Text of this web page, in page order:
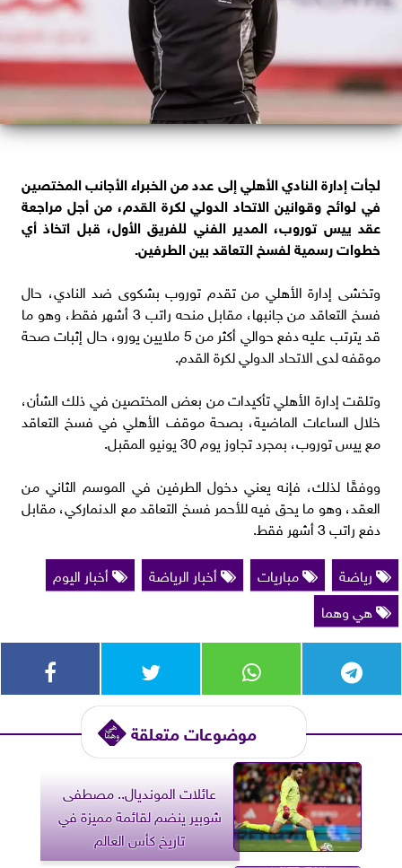
لجأت إدارة النادي الأهلي إلى عدد من الخبراء الأجانب المختصين
في لوائح وقوانين الاتحاد الدولي لكرة القدم، من أجل مراجعة
عقد ييس توروب، المدير الفني للفريق الأول، قبل اتخاذ أي
خطوات رسمية لفسخ التعاقد بين الطرفين.
وتخشى إدارة الأهلي من تقدم توروب بشكوى ضد النادي، حال
فسخ التعاقد من جانبها، مقابل منحه راتب 3 أشهر فقط، وهو ما
قد يترتب عليه دفع حوالي أكثر من 5 ملايين يورو، حال إثبات صحة
موقفه لدى الاتحاد الدولي لكرة القدم.
وتلقت إدارة الأهلي تأكيدات من بعض المختصين في ذلك الشأن،
خلال الساعات الماضية، بصحة موقف الأهلي في فسخ التعاقد
مع ييس توروب، بمجرد تجاوز يوم 30 يونيو المقبل.
ووفقًا لذلك، فإنه يعني دخول الطرفين في الموسم الثاني من
العقد، وهو ما يحق فيه للأحمر فسخ التعاقد مع الدنماركي، مقابل
دفع راتب 3 أشهر فقط.
رياضة
مباريات أخبار الرياضة
أخبار اليوم
هي وهما
موضوعات متعلقة
عائلات المونديال.. مصطفى
شوبير ينضم لقائمة مميزة في
تاريخ كأس العالم